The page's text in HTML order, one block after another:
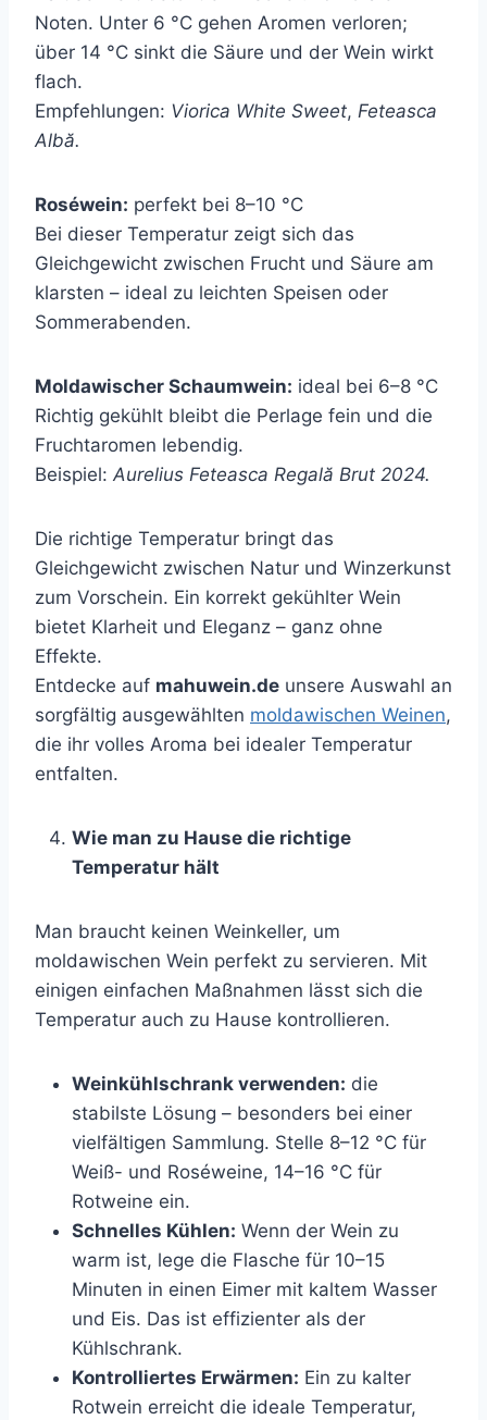
Noten. Unter 6 °C gehen Aromen verloren;
über 14 °C sinkt die Säure und der Wein wirkt
flach.
Empfehlungen: Viorica White Sweet, Feteasca
Albă.
Roséwein: perfekt bei 8–10 °C
Bei dieser Temperatur zeigt sich das
Gleichgewicht zwischen Frucht und Säure am
klarsten – ideal zu leichten Speisen oder
Sommerabenden.
Moldawischer Schaumwein: ideal bei 6–8 °C
Richtig gekühlt bleibt die Perlage fein und die
Fruchtaromen lebendig.
Beispiel: Aurelius Feteasca Regală Brut 2024.
Die richtige Temperatur bringt das
Gleichgewicht zwischen Natur und Winzerkunst
zum Vorschein. Ein korrekt gekühlter Wein
bietet Klarheit und Eleganz – ganz ohne
Effekte.
Entdecke auf mahuwein.de unsere Auswahl an
sorgfältig ausgewählten moldawischen Weinen,
die ihr volles Aroma bei idealer Temperatur
entfalten.
Wie man zu Hause die richtige
Temperatur hält
Man braucht keinen Weinkeller, um
moldawischen Wein perfekt zu servieren. Mit
einigen einfachen Maßnahmen lässt sich die
Temperatur auch zu Hause kontrollieren.
Weinkühlschrank verwenden: die
stabilste Lösung – besonders bei einer
vielfältigen Sammlung. Stelle 8–12 °C für
Weiß- und Roséweine, 14–16 °C für
Rotweine ein.
Schnelles Kühlen: Wenn der Wein zu
warm ist, lege die Flasche für 10–15
Minuten in einen Eimer mit kaltem Wasser
und Eis. Das ist effizienter als der
Kühlschrank.
Kontrolliertes Erwärmen: Ein zu kalter
Rotwein erreicht die ideale Temperatur,